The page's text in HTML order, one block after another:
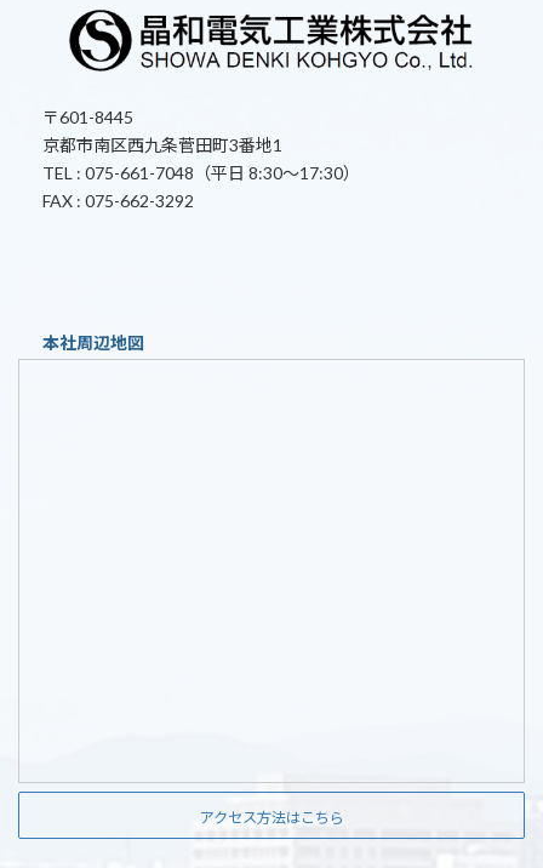
〒601-8445
京都市南区西九条菅田町3番地1
TEL : 075-661-7048（平日 8:30～17:30）
FAX : 075-662-3292
本社周辺地図
アクセス方法はこちら